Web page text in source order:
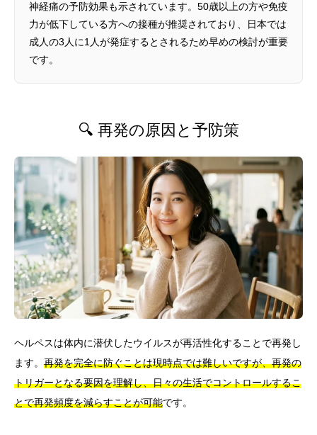
神経痛の予防効果も示されています。50歳以上の方や免疫
力が低下している方への接種が推奨されており、日本では
成人の3人に1人が発症するとされるため早めの検討が重要
です。
🔍 再発の原因と予防策
ヘルペスは体内に潜伏したウイルスが再活性化することで再発し
ます。 再発を完全に防ぐことは現時点では難しいですが、再発の
トリガーとなる要因を理解し、日々の生活でコントロールするこ
とで再発頻度を減らすことが可能です。